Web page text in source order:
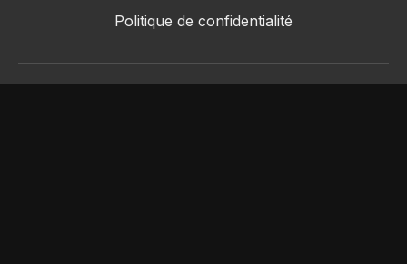
Politique de confidentialité